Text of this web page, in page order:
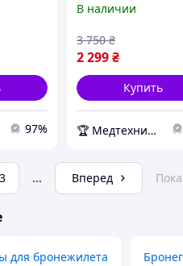
97%
В наличии
2 299₴
3 750 ₴
Купить
🏆 Медтехника — 20 лет надежности
3 ... Вперед
для бронежилета